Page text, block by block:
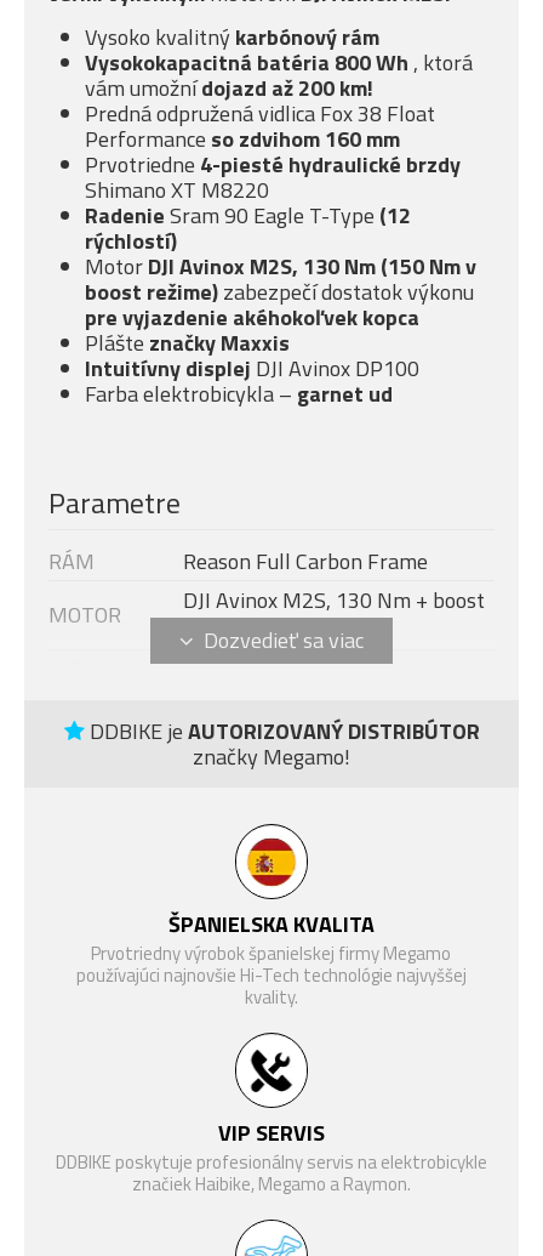
DDBIKE jeAUTORIZOVANÝ DISTRIBÚTOR
značky Megamo!
ŠPANIELSKA KVALITA
Prvotriedny výrobok španielskej firmy Megamo
používajúci najnovšie Hi-Tech technológie najvyššej
kvality.
VIP SERVIS
DDBIKE poskytuje profesionálny servis na elektrobicykle
značiek Haibike, Megamo a Raymon.
Vysoko kvalitný karbónový rám
Vysokokapacitná batéria 800 Wh , ktorá
vám umožnídojazd až 200 km!
Predná odpružená vidlica Fox 38 Float
Performance sozdvihom 160 mm
Prvotriedne 4-piesté hydraulické brzdy
Shimano XT M8220
RadenieSram 90 Eagle T-Type (12
rýchlostí)
MotorDJI Avinox M2S, 130 Nm (150 Nm v
boost režime)zabezpečí dostatok výkonu
pre vyjazdenie akéhokoľvek kopca
Plášte značky Maxxis
Intuitívny displej DJI Avinox DP100
Farba elektrobicykla – garnet ud
Parametre
RÁM
Reason Full Carbon Frame
MOTOR
DJI Avinox M2S, 130 Nm + boost
- 150 Nm (1300 W)
Veľkosť rámu XL
Modelový rok 2027
DJI AVINOX 4A Charger
FOX 38 Float Factory E-Bike
Optimized, vzduch, 160 mm,
Grip X2
TLMIČ
FOX Float X Kashima, vzduch,
160 mm
Sram Eagle 90 T-Type, 12-
rýchlosťou
Sram Eagle 90 T-TYPE
KAZETOVÝ
PASTOREK
Sram XS-1270 T-TYPE 10-52T